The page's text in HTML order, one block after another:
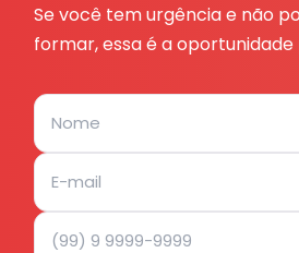
Se você tem urgência e não
formar, essa é a